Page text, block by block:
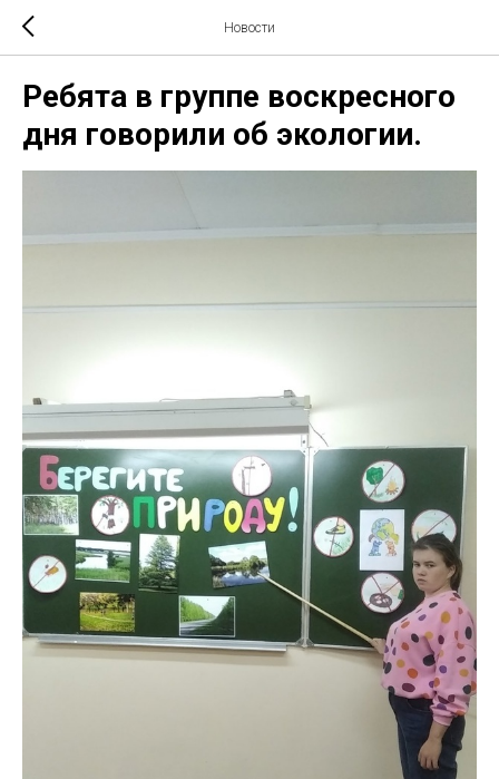
Новости
Ребята в группе воскресного
дня говорили об экологии.